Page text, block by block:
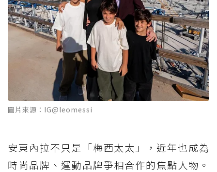
圖片來源：IG@leomessi
安東內拉不只是「梅西太太」，近年也成為
時尚品牌、運動品牌爭相合作的焦點人物。